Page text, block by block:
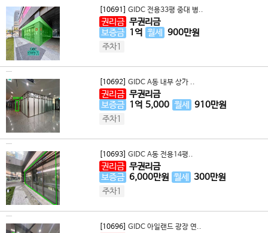
[10691] GIDC 전용33평 중대 병..
권리금 무권리금
보증금 1 억 월세 900만원
주차1
[10692] GIDC A동 내부 상가 ..
권리금 무권리금
보증금 1 억 5,000 월세 910만원
주차1
[10693] GIDC A동 전용14평..
권리금 무권리금
보증금 6,000만원 월세 300만원
주차1
[10696] GIDC 아일랜드 광장 연..